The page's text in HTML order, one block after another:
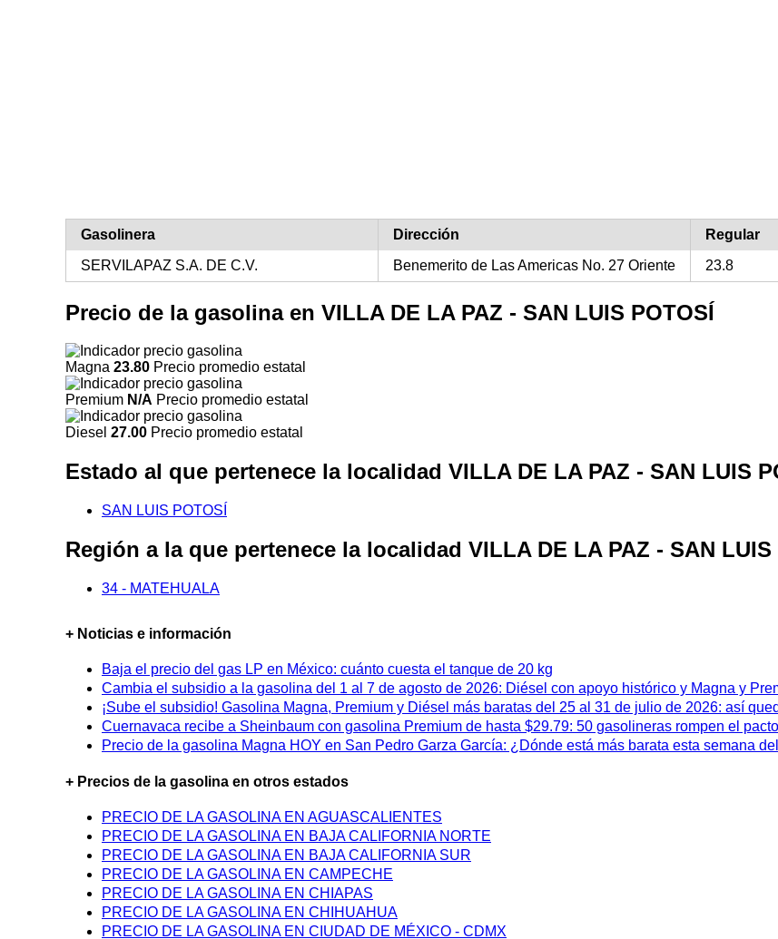
Gasolinera Dirección Regular
SERVILAPAZ S.A. DE C.V.
Benemerito de Las Americas No. 27 Oriente 23.8
Precio de la gasolina en VILLA DE LA PAZ - SAN LUIS POTOSÍ
Magna 23.80 Precio promedio estatal
Premium N/A Precio promedio estatal
Diesel 27.00 Precio promedio estatal
Estado al que pertenece la localidad VILLA DE LA PAZ - SAN LUIS
SAN LUIS POTOSÍ
Región a la que pertenece la localidad VILLA DE LA PAZ - SAN LUIS
34 - MATEHUALA
+ Noticias e información
Baja el precio del gas LP en México: cuánto cuesta el tanque de 20 kg
Cambia el subsidio a la gasolina del 1 al 7 de agosto de 2026: Diésel con apoyo histórico y Magna y
¡Sube el subsidio! Gasolina Magna, Premium y Diésel más baratas del 25 al 31 de julio de 2026: así
Cuernavaca recibe a Sheinbaum con gasolina Premium de hasta $29.79: 50 gasolineras rompen el
Precio de la gasolina Magna HOY en San Pedro Garza García: ¿Dónde está más barata esta semana
+ Precios de la gasolina en otros estados
PRECIO DE LA GASOLINA EN AGUASCALIENTES
PRECIO DE LA GASOLINA EN BAJA CALIFORNIA NORTE
PRECIO DE LA GASOLINA EN BAJA CALIFORNIA SUR
PRECIO DE LA GASOLINA EN CAMPECHE
PRECIO DE LA GASOLINA EN CHIAPAS
PRECIO DE LA GASOLINA EN CHIHUAHUA
PRECIO DE LA GASOLINA EN CIUDAD DE MÉXICO - CDMX